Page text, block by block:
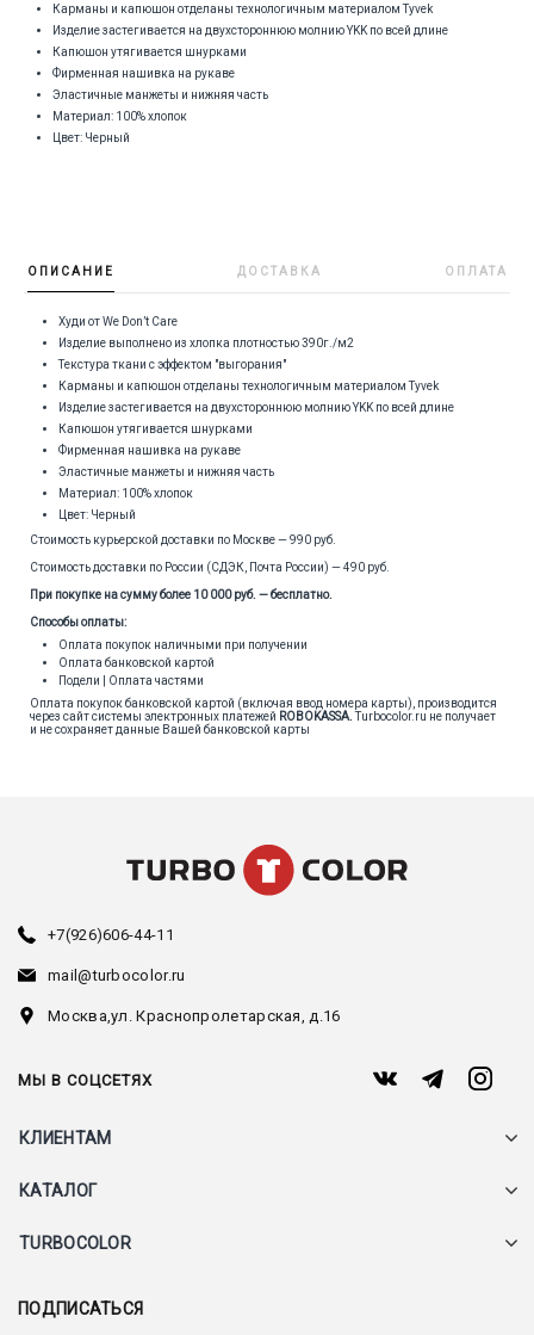
Карманы и капюшон отделаны технологичным материалом Tyvek
Изделие застегивается на двухстороннюю молнию YKK по всей длине
Капюшон утягивается шнурками
Фирменная нашивка на рукаве
Эластичные манжеты и нижняя часть
Материал: 100% хлопок
Цвет: Черный
ОПИСАНИЕ ДОСТАВКА ОПЛАТА
Худи от We Don’t Care
Изделие выполнено из хлопка плотностью 390г./м2
Текстура ткани с эффектом "выгорания"
Карманы и капюшон отделаны технологичным материалом Tyvek
Изделие застегивается на двухстороннюю молнию YKK по всей длине
Капюшон утягивается шнурками
Фирменная нашивка на рукаве
Эластичные манжеты и нижняя часть
Материал: 100% хлопок
Цвет: Черный
Стоимость курьерской доставки по Москве — 990 руб.
Стоимость доставки по России (СДЭК, Почта России) — 490 руб.
При покупке на сумму более 10 000 руб. — бесплатно.
Способы оплаты:
Оплата покупок наличными при получении
Оплата банковской картой
Подели | Оплата частями
Оплата покупок банковской картой (включая ввод номера карты), производится
через сайт системы электронных платежей ROBOKASSA.Turbocolor.ru не получает
и не сохраняет данные Вашей банковской карты
+7(926)606-44-11
mail@turbocolor.ru
Москва,ул. Краснопролетарская, д.16
МЫ В СОЦСЕТЯХ
КЛИЕНТАМ
КАТАЛОГ
TURBOCOLOR
ПОДПИСАТЬСЯ